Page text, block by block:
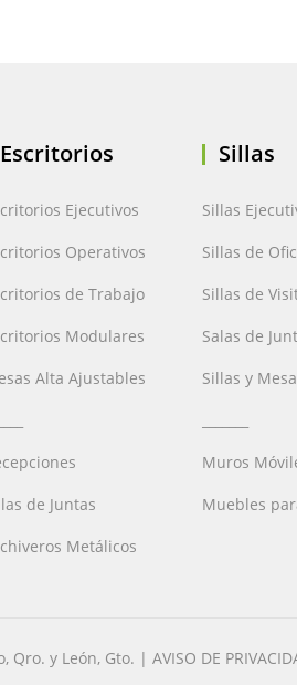
Escritorios
Ejecutivos
Operativos
de Trabajo
Modulares
Alta Ajustables
de Juntas
Metálicos
Sillas
Sillas
Sillas de
Sillas de
Salas de
Sillas y
Muros
Muebles
y León, Gto. | AVISO DE